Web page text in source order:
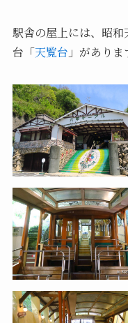
駅舎の屋上には、昭
台「天覧台 」がありま